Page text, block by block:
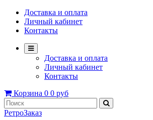
Доставка и оплата
Личный кабинет
Контакты
Доставка и оплата
Личный кабинет
Контакты
Корзина 0 0 руб
РетроЗаказ